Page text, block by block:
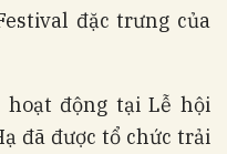
đặc trưng của
hoạt động tại Lễ hội
đã được tổ chức trải